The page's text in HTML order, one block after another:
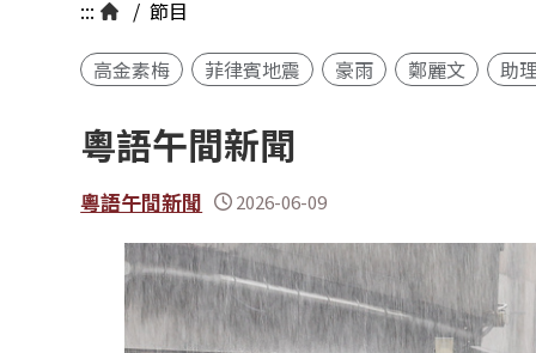
::: / 節目
高金素梅 菲律賓地震 豪雨 鄭麗文 助
粵語午間新聞
粵語午間新聞 2026-06-09